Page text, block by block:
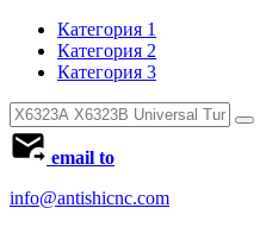
Категория 1
Категория 2
Категория 3
email to
info@antishicnc.com